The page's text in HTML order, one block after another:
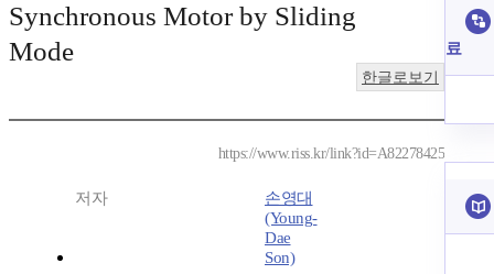
Synchronous Motor by Sliding
Mode
한글로보기
https://www.riss.kr/link?id=A82278425
저자
손영대
(Young-
Dae
Son)
료